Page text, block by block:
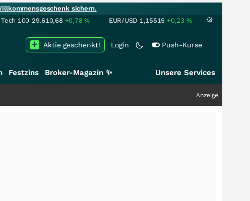
sichern.
Tech 100 29.610,68 +0,78% EUR/USD 1,15515 +0,23 %
Login Push-Kurse
Aktie geschenkt!
Festzins Broker-Magazin ✨ Unsere Services
+++
Anzeige